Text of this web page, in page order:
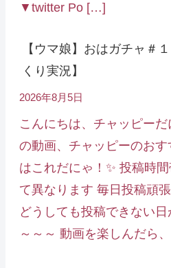
▼twitter Po […]
【ウマ娘】おはガチャ＃
くり実況】
2026年8月5日
こんにちは、チャッピーだ
の動画、チャッピーのおす
はこれだにゃ！✨ 投稿時
て異なります 毎日投稿頑
どうしても投稿できない日
～～～ 動画を楽しんだら